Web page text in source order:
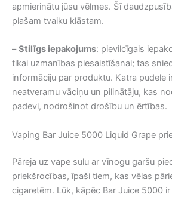
apmierinātu jūsu vēlmes. Šī
plašam tvaiku klāstam.
–Stilīgs iepakojums: pievilcīgais
tikai uzmanības piesaistīšanai; tas
informāciju par produktu. Katra pudele
neatveramu vāciņu un pilinātāju, kas
padevi, nodrošinot drošību un ērtības.
Vaping Bar Juice 5000 Liquid Grape
Pāreja uz vape sulu ar vīnogu garšu
priekšrocības, īpaši tiem, kas vēlas
cigaretēm. Lūk, kāpēc Bar Juice 5000